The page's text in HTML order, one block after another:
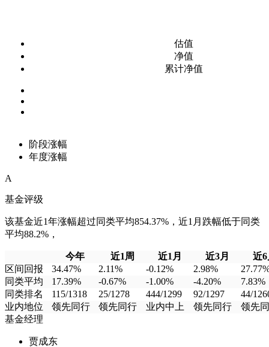
估值
净值
累计净值
阶段涨幅
年度涨幅
A
基金评级
该基金近1年涨幅超过同类平均854.37%，近1月跌幅低于同类
平均88.2%，
今年 近1周 近1月 近3月
近6
区间回报
34.47% 2.11% -0.12% 2.98%
同类平均
17.39% -0.67% -1.00% -4.20%
7.83%
同类排名
115/1318 25/1278 444/1299 92/1297
44/
业内地位
领先同行 领先同行 业内中上 领先同行
领先
基金经理
贾成东